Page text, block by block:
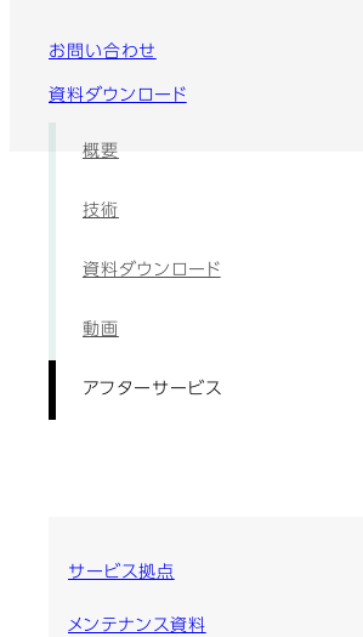
お問い合わせ
資料ダウンロード
概要
技術
資料ダウンロード
動画
アフターサービス
サービス拠点
メンテナンス資料